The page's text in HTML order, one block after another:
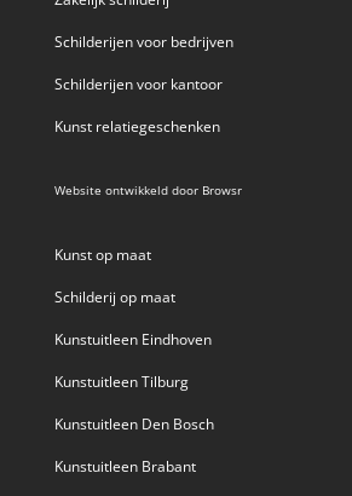
Schilderijen voor bedrijven
Schilderijen voor kantoor
Kunst relatiegeschenken
Website ontwikkeld door Browsr
Kunst op maat
Schilderij op maat
Kunstuitleen Eindhoven
Kunstuitleen Tilburg
Kunstuitleen Den Bosch
Kunstuitleen Brabant